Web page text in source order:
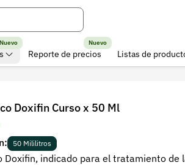
Nuevo
Reporte de precios
Nuevo
Listas de
Doxifin Curso x 50 Ml
50 Mililitros
Doxifin, indicado para el tratamiento de